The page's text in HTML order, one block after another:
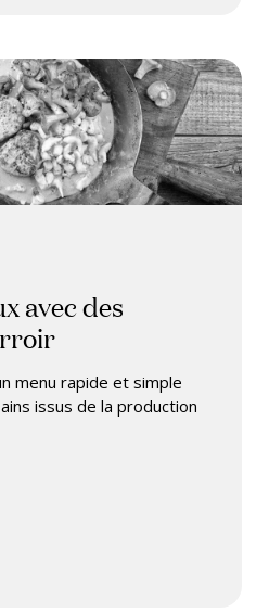
avec des
menu rapide et simple
issus de la production